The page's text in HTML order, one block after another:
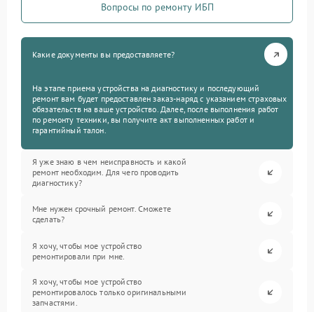
Вопросы по ремонту ИБП
Какие документы вы предоставляете?
На этапе приема устройства на диагностику и последующий
ремонт вам будет предоставлен заказ-наряд с указанием страховых
обязательств на ваше устройство. Далее, после выполнения работ
по ремонту техники, вы получите акт выполненных работ и
гарантийный талон.
Я уже знаю в чем неисправность и какой
ремонт необходим. Для чего проводить
диагностику?
Мне нужен срочный ремонт. Сможете
сделать?
Я хочу, чтобы мое устройство
ремонтировали при мне.
Я хочу, чтобы мое устройство
ремонтировалось только оригинальными
запчастями.